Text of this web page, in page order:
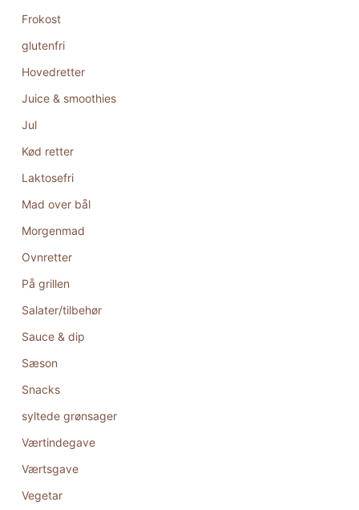
Frokost
glutenfri
Hovedretter
Juice & smoothies
Jul
Kød retter
Laktosefri
Mad over bål
Morgenmad
Ovnretter
På grillen
Salater/tilbehør
Sauce & dip
Sæson
Snacks
syltede grønsager
Værtindegave
Værtsgave
Vegetar